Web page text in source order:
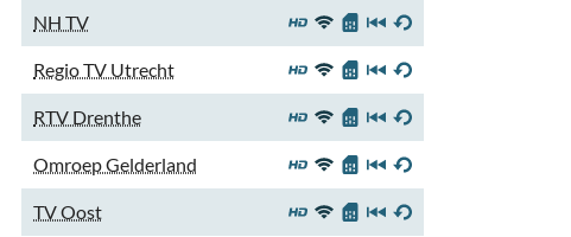
NH TV
Regio TV Utrecht
RTV Drenthe
Omroep Gelderland
TV Oost